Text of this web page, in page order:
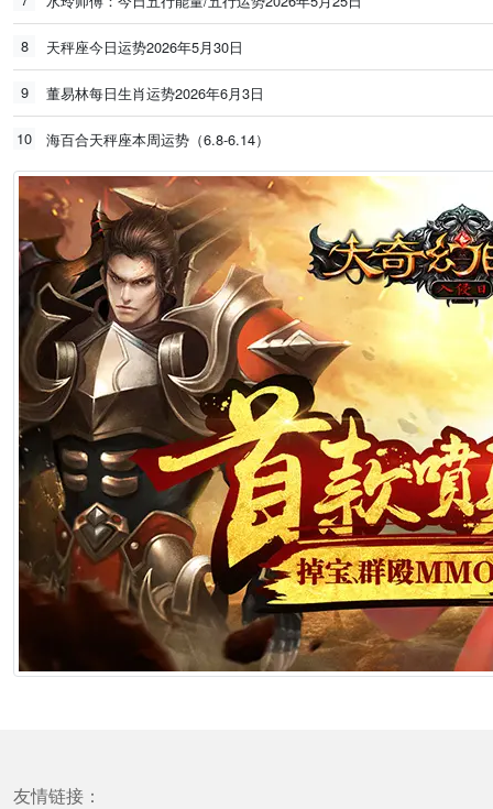
8 天秤座今日运势2026年5月30日
9 董易林每日生肖运势2026年6月3日
10 海百合天秤座本周运势（6.8-6.14）
友情链接：